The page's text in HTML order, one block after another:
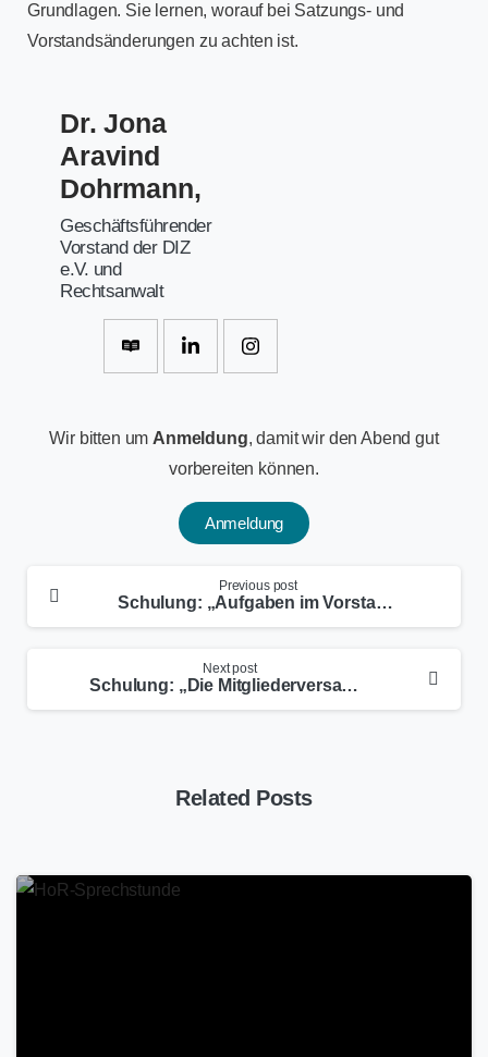
Grundlagen. Sie lernen, worauf bei Satzungs- und
Vorstandsänderungen zu achten ist.
Dr. Jona
Aravind
Dohrmann,
Geschäftsführender
Vorstand der DIZ
e.V. und
Rechtsanwalt
Wir bitten um Anmeldung, damit wir den Abend gut
vorbereiten können.
Anmeldung
Previous post
Schulung: „Aufgaben im Vorstandsalltag“
Next post
Schulung: „Die Mitgliederversammlung und die Vorstandssitzung“
Related Posts